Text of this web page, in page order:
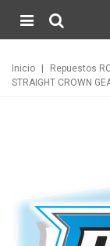
Inicio Repuestos
STRAIGHT CROWN